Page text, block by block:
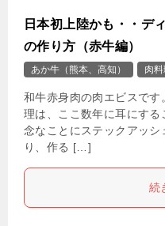
日本初上陸かも・・デ
の作り方（赤牛編）
あか牛（熊本、高知） 肉料
和牛赤身肉の肉エビスで
理は、ここ数年に耳にす
念なことにステックアッ
り、作る […]
続